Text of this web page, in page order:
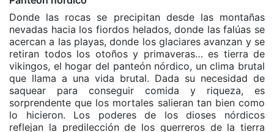
Donde las rocas se precipitan desde las montañas
nevadas hacia los fiordos helados, donde las falúas se
acercan a las playas, donde los glaciares avanzan y se
retiran todos los otoños y primaveras… es tierra de
vikingos, el hogar del panteón nórdico, un clima brutal
que llama a una vida brutal. Dada su necesidad de
saquear para conseguir comida y riqueza, es
sorprendente que los mortales salieran tan bien como
lo hicieron. Los poderes de los dioses nórdicos
reflejan la predilección de los guerreros de la tierra